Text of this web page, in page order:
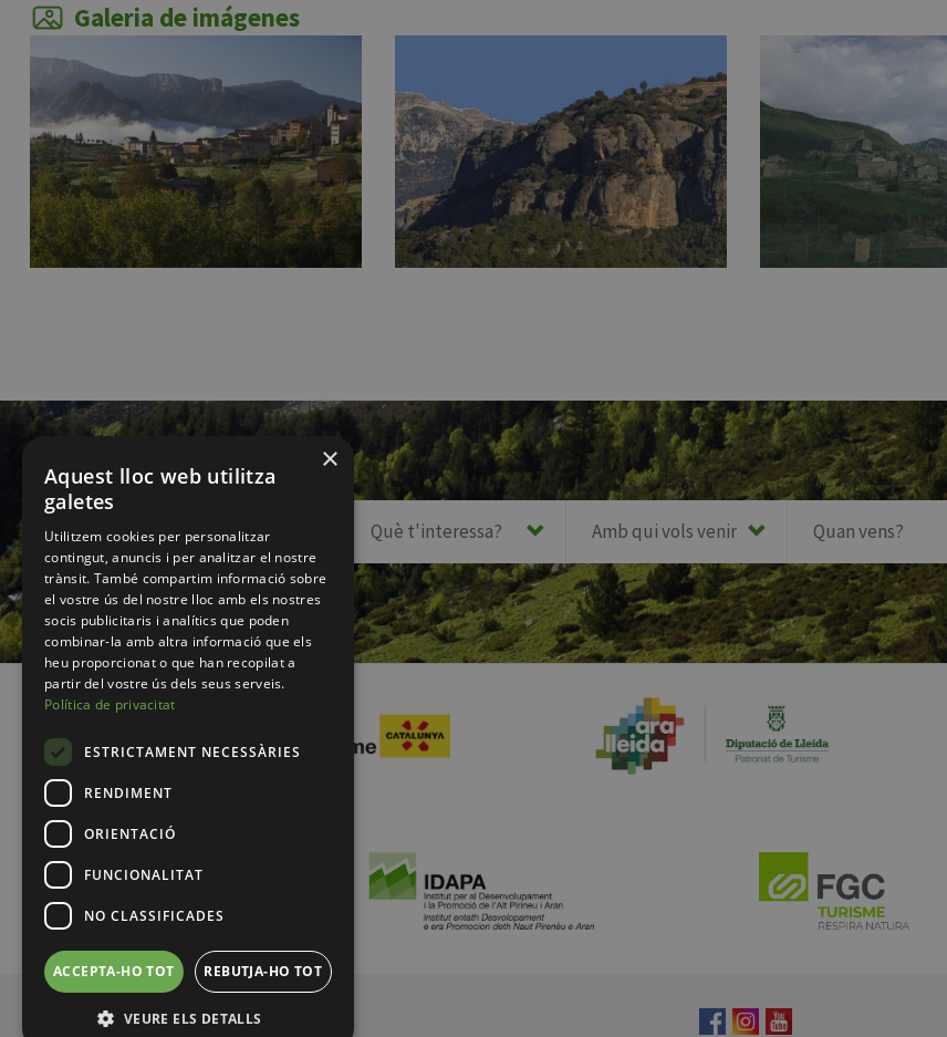
Galeria de imágenes
© 2026 Pirineus de Catalunya
×
Aquest lloc web utilitza
galetes
Utilitzem cookies per personalitzar
contingut, anuncis i per analitzar el nostre
trànsit. També compartim informació sobre
el vostre ús del nostre lloc amb els nostres
socis publicitaris i analítics que poden
combinar-la amb altra informació que els
heu proporcionat o que han recopilat a
partir del vostre ús dels seus serveis.
Política de privacitat
ESTRICTAMENT NECESSÀRIES
RENDIMENT
ORIENTACIÓ
FUNCIONALITAT
NO CLASSIFICADES
ACCEPTA-HO TOT REBUTJA-HO TOT
VEURE ELS DETALLS